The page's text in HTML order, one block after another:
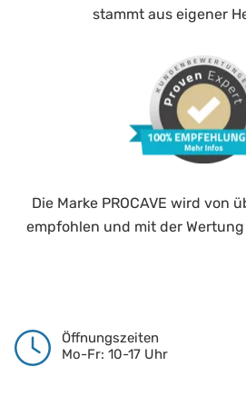
stammt aus eigener
Die Marke PROCAVE wird von
empfohlen und mit der
Öffnungszeiten
Mo-Fr: 10-17 Uhr